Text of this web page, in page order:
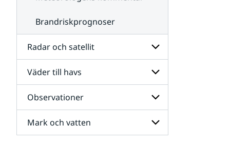
Brandriskprognoser
Radar och satellit
Undersidor
för
Radar
och
satellit
Väder till havs
Undersidor
för
Väder
till
havs
Observationer
Undersidor
för
Mark och vatten